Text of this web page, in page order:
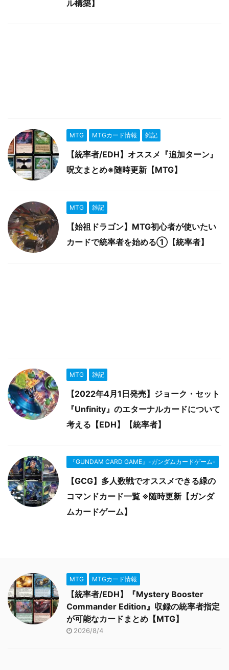
ル構築】
MTG MTGカード情報 雑記
【統率者/EDH】オススメ『追加ターン』
呪文まとめ※随時更新【MTG】
MTG 雑記
【始祖ドラゴン】MTG初心者が使いたい
カードで統率者を始める①【統率者】
MTG 雑記
【2022年4月1日発売】ジョーク・セット
『Unfinity』のエターナルカードについて
考える【EDH】【統率者】
『GUNDAM CARD GAME』-ガンダムカードゲーム-
【GCG】多人数戦でオススメできる緑の
コマンドカード一覧 ※随時更新【ガンダ
ムカードゲーム】
MTG MTGカード情報
【統率者/EDH】『Mystery Booster
Commander Edition』収録の統率者指定
が可能なカードまとめ【MTG】
2026/8/4